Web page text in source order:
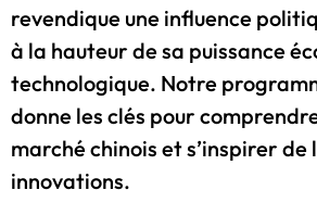
revendique une influence
à la hauteur de sa puissance
technologique. Notre
donne les clés pour
marché chinois et s’inspirer de
innovations.